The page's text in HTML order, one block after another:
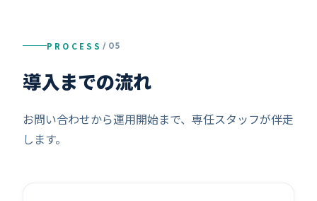
PROCESS / 05
導入までの流れ
お問い合わせから運用開始まで、専任スタッフが伴走
します。